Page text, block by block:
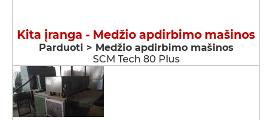
Kita įranga - Medžio apdirbimo mašinos
Parduoti > Medžio apdirbimo mašinos
SCM Tech 80 Plus